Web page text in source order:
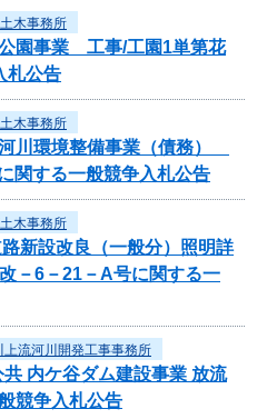
木事務所
園事業 工事/工園1単第花
札公告
木事務所
川環境整備事業（債務）
関する一般競争入札公告
木事務所
新設改良（一般分）照明詳
－6－21－A号に関する一
上流河川開発工事事務所
共 内ケ谷ダム建設事業 放流
競争入札公告